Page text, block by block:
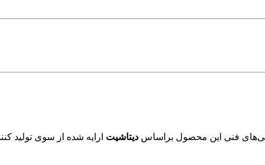
فنی این محصول براساس دیتاشیت ارایه شده از سوی تولید